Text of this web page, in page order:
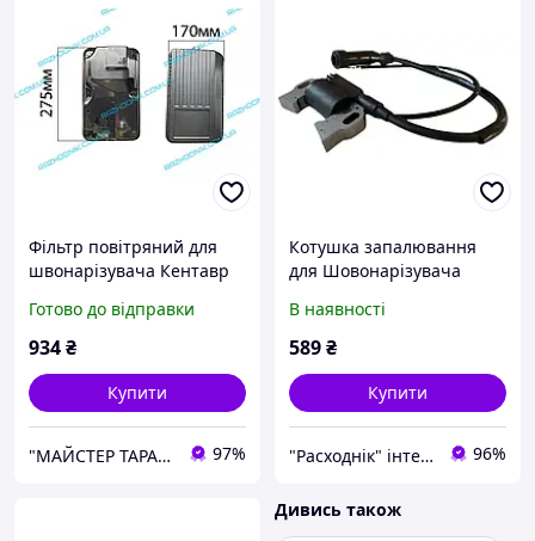
Фільтр повітряний для
швонарізувача Кентавр
Готово до відправки
934₴
Купити
"МАЙСТЕР ТАРАС" інтернет магазин запчастин та комплектуючих 97%
Котушка запалювання
для Шовонарізувача
В наявності
589₴
Купити
"Расходнік" інтернет магазин запчастин 96%
Дивись також